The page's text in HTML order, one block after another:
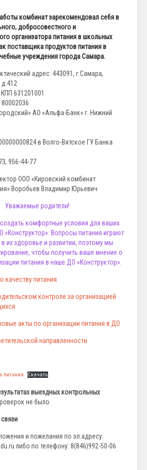
комбинат зарекомендовал себя в
добросовестного и
организатора питания в школьных
поставщика продуктов питания в
учреждения города Самара.
адрес: 443091, г.Самара,
631201001
АО «Альфа-Банк» г. Нижний
в Волго-Вятское ГУ Банка
956-44-77
ООО «Кировский комбинат
Воробьев Владимир Юрьевич
Уважаемые родители!
комфортные условия для ваших
«Конструктор». Вопросы питания играют
их здоровье и развитии, поэтому мы
чтобы получить ваше мнение о
питания в наше ДО «Конструктор».
качеству питания
контроле за организацией
акты по организации питания в ДО
направленности
питания Скачать
выездных контрольных
не было
и пожелания по эл.адресу:
либо по телефону: 8(846)992-50-06